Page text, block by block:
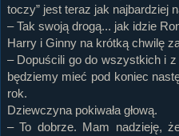
toczy” jest teraz jak najbardziej
– Tak swoją drogą... jak idzie
Harry i Ginny na krótką chwilę
– Dopuścili go do wszystkich i z
będziemy mieć pod koniec
rok.
Dziewczyna pokiwała głową.
– To dobrze. Mam nadzieję,